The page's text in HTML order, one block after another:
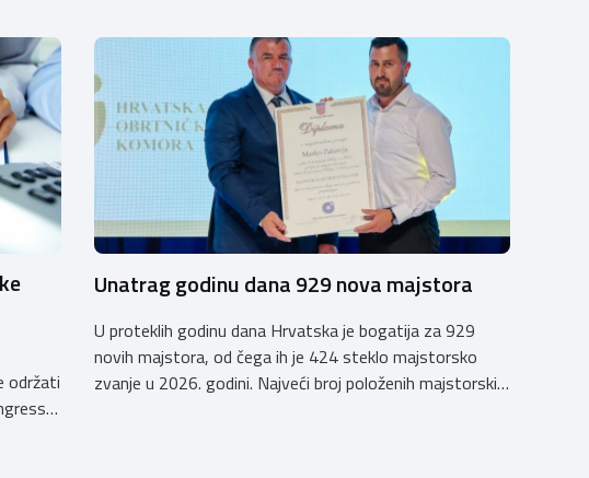
održati
Unatrag godinu dana 929 nova majstora
U proteklih godinu dana Hrvatska je bogatija za 929
novih majstora, od čega ih je 424 steklo majstorsko
zvanje u 2026. godini. Najveći broj položenih majstorskih